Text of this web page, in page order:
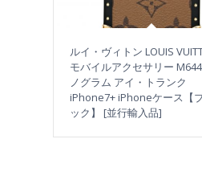
ルイ・ヴィトン LOUIS
モバイルアクセサリー
ノグラム アイ・トランク
iPhone7+ iPhoneケース【
ック】 [並行輸入品]